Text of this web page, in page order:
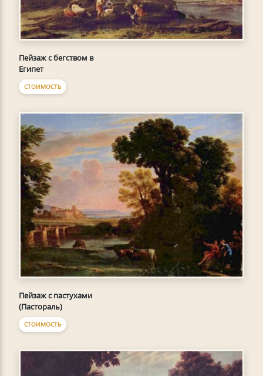
Пейзаж с бегством в
Египет
СТОИМОСТЬ
Пейзаж с пастухами
(Пастораль)
СТОИМОСТЬ